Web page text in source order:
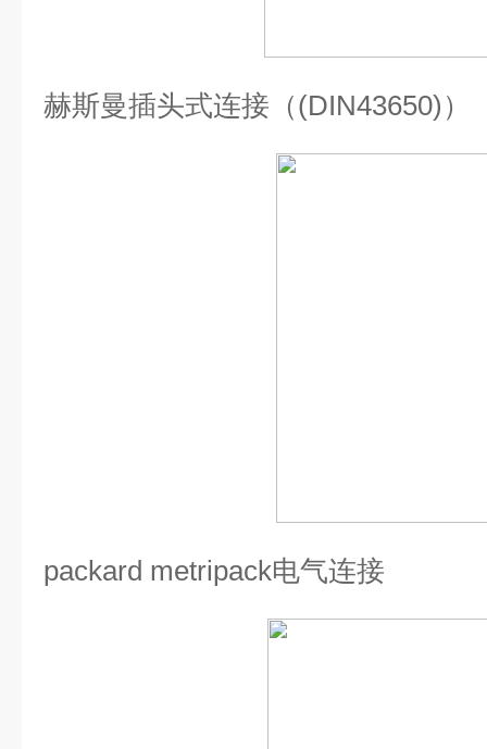
赫斯曼插头式连接（(DIN43650)）
packard metripack电气连接